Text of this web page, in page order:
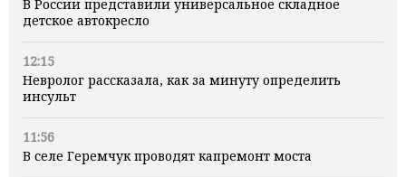
В России представили универсальное складное
детское автокресло
12:15
Невролог рассказала, как за минуту определить
инсульт
11:56
В селе Геремчук проводят капремонт моста